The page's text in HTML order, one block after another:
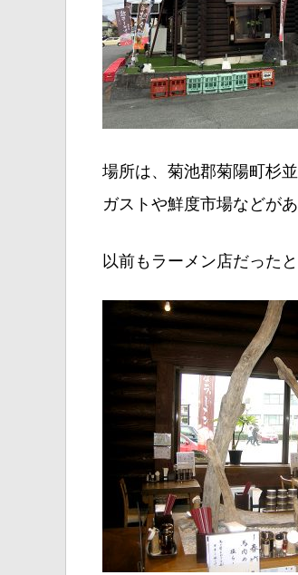
場所は、菊池郡菊陽町杉
ガストや鮮度市場などが
以前もラーメン店だった